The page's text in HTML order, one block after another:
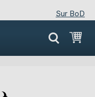
Sur BoD